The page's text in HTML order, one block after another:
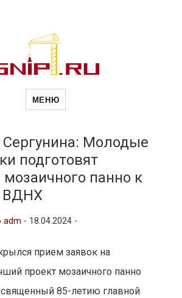
Новости
и
другие связанные со стройкой
рубрики
МЕНЮ
Сергунина: Молодые
подготовят
панно к
ВДНХ
adm - 18.04.2024 -
прием заявок на
проект мозаичного панно
85-летию главной